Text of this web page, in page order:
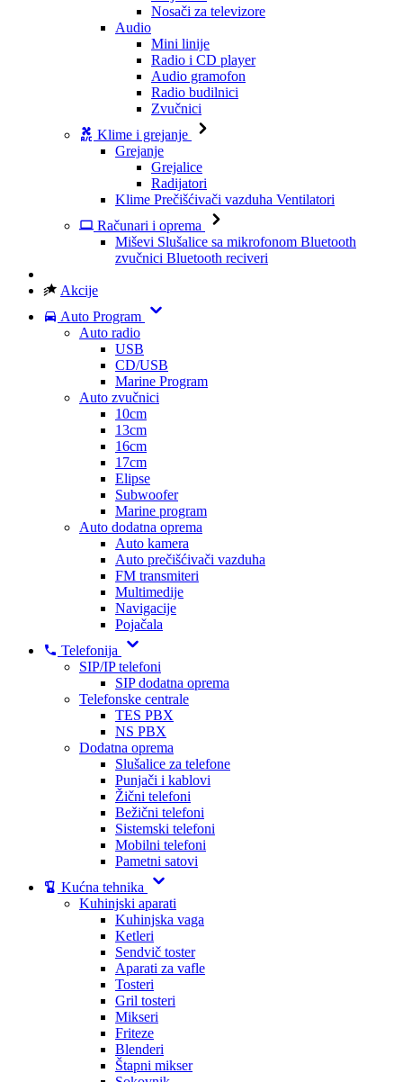
Nosači za televizore
Audio
Mini linije
Radio i CD player
Audio gramofon
Radio budilnici
Zvučnici
Klime i grejanje
Grejanje
Grejalice
Radijatori
Klime Prečišćivači vazduha Ventilatori
Računari i oprema
Miševi Slušalice sa mikrofonom Bluetooth
zvučnici Bluetooth reciveri
Akcije
Auto Program
Auto radio
USB
CD/USB
Marine Program
Auto zvučnici
10cm
13cm
16cm
17cm
Elipse
Subwoofer
Marine program
Auto dodatna oprema
Auto kamera
Auto prečišćivači vazduha
FM transmiteri
Multimedije
Navigacije
Pojačala
Telefonija
SIP/IP telefoni
SIP dodatna oprema
Telefonske centrale
TES PBX
NS PBX
Dodatna oprema
Slušalice za telefone
Punjači i kablovi
Žični telefoni
Bežični telefoni
Sistemski telefoni
Mobilni telefoni
Pametni satovi
Kućna tehnika
Kuhinjski aparati
Kuhinjska vaga
Ketleri
Sendvič toster
Aparati za vafle
Tosteri
Gril tosteri
Mikseri
Friteze
Blenderi
Štapni mikser